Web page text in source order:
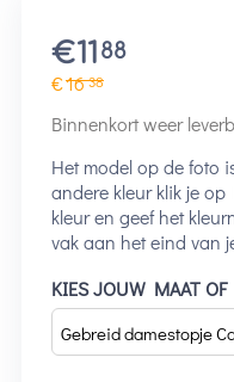
€11 88
€1638
Binnenkort weer
Het model op de foto
andere kleur klik je op
kleur en geef het
vak aan het eind van
KIES JOUW MAAT OF